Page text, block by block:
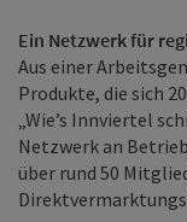
Ein Netzwerk für
Aus einer
Produkte, die sich
„Wie’s Innviertel
Netzwerk an
über rund 50